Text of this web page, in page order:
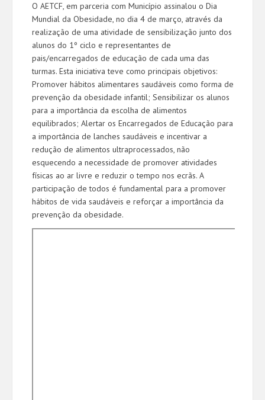
Utilizador não identificado. (Entrar
O AETCF, em parceria com Município assinalou o Dia
Mundial da Obesidade, no dia 4 de março, através da
realização de uma atividade de sensibilização junto dos
alunos do 1º ciclo e representantes de
pais/encarregados de educação de cada uma das
turmas. Esta iniciativa teve como principais objetivos:
Promover hábitos alimentares saudáveis como forma de
prevenção da obesidade infantil; Sensibilizar os alunos
para a importância da escolha de alimentos
equilibrados; Alertar os Encarregados de Educação para
a importância de lanches saudáveis e incentivar a
redução de alimentos ultraprocessados, não
esquecendo a necessidade de promover atividades
físicas ao ar livre e reduzir o tempo nos ecrãs. A
participação de todos é fundamental para a promover
hábitos de vida saudáveis e reforçar a importância da
prevenção da obesidade.